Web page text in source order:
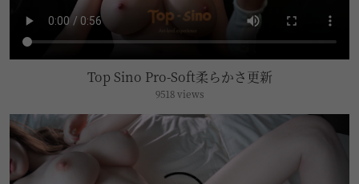
Top Sino Pro-Soft柔らかさ更新
9518 views